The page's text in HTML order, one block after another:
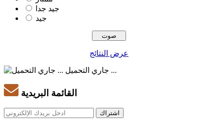
جيد جدا
جيد
عرض النتائج
جاري التحميل ...
القائمة البريدية